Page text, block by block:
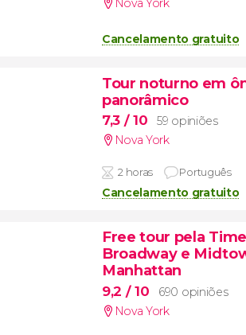
Nova York
Cancelamento gratuito
Tour noturno em
panorâmico
7,3 / 10
59 opiniões
Nova York
2 horas Português
Cancelamento gratuito
Free tour pela
Broadway e
Manhattan
9,2 / 10
690 opiniões
Nova York